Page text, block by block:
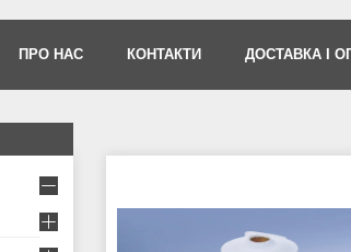
ПРО НАС КОНТАКТИ ДОСТАВКА І